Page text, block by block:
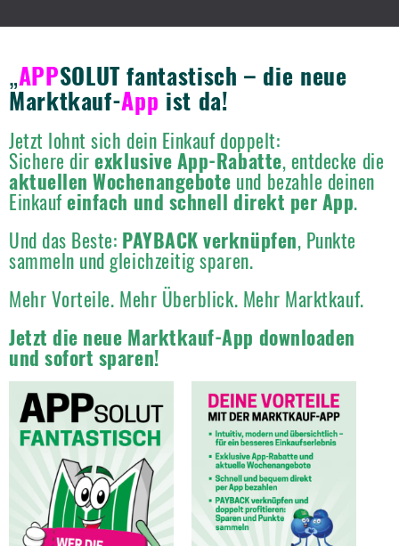
„APPSOLUT fantastisch – die neue
Marktkauf-App ist da!
Jetzt lohnt sich dein Einkauf doppelt:
Sichere direxklusive App-Rabatte, entdecke die
aktuellen Wochenangebote und bezahle deinen
Einkaufeinfach und schnell direkt per App.
Und das Beste: PAYBACK verknüpfen, Punkte
sammeln und gleichzeitig sparen.
Mehr Vorteile. Mehr Überblick. Mehr Marktkauf.
Jetzt die neue Marktkauf-App downloaden
und sofort sparen!